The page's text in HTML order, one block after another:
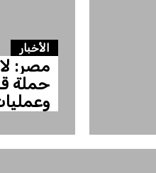
الأخبار
مصر:
حملة